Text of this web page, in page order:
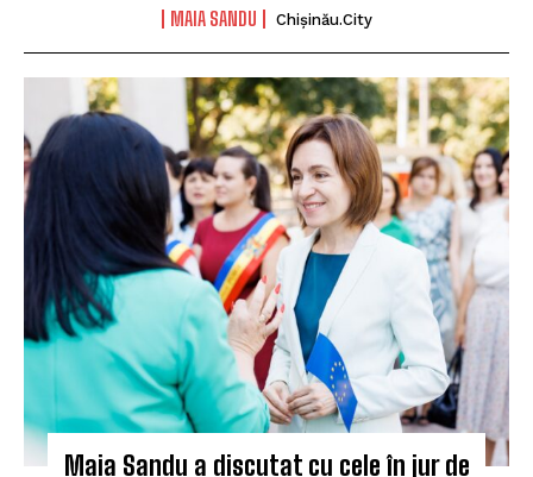
MAIA SANDU Chișinău.City
Maia Sandu a discutat cu cele în jur de